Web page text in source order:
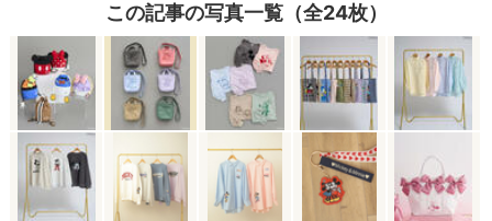
この記事の写真一覧（全24枚）